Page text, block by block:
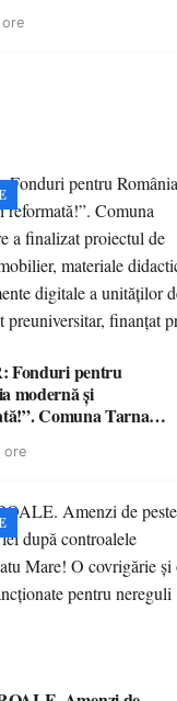
premii și un jurat
ore
Fonduri pentru
modernă și
Comuna Tarna
mobilier, materiale
de învățământ
finanțat prin
ore